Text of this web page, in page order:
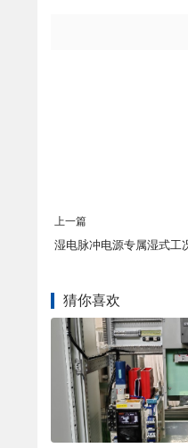
上一篇
湿电脉冲电源专属湿式工
猜你喜欢